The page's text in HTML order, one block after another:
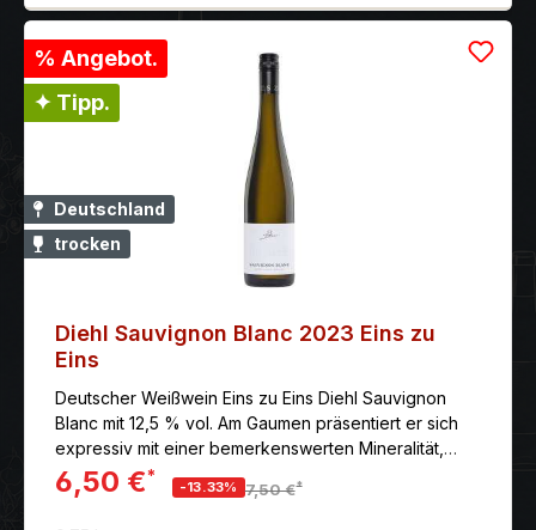
% Angebot.
✦ Tipp.
Deutschland
trocken
Diehl Sauvignon Blanc 2023 Eins zu
Eins
Deutscher Weißwein Eins zu Eins Diehl Sauvignon
Blanc mit 12,5 % vol. Am Gaumen präsentiert er sich
expressiv mit einer bemerkenswerten Mineralität,
dichter Struktur und einem langen Nachhall.
6,50 €*
-13.33% 7,50 €*